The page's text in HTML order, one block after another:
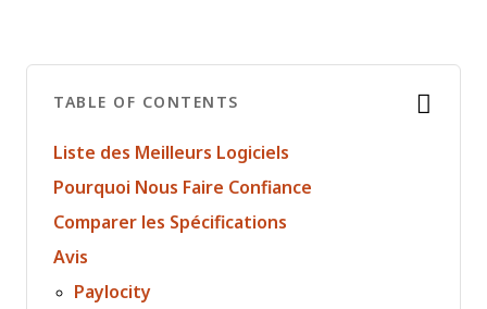
TABLE OF CONTENTS
Liste des Meilleurs Logiciels
Pourquoi Nous Faire Confiance
Comparer les Spécifications
Avis
Paylocity